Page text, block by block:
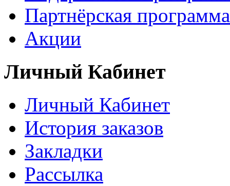
Партнёрская программа
Акции
Личный Кабинет
Личный Кабинет
История заказов
Закладки
Рассылка